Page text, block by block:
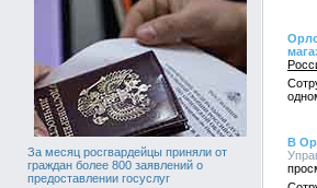
За месяц росгвардейцы приняли от
граждан более 800 заявлений о
предоставлении госуслуг
В